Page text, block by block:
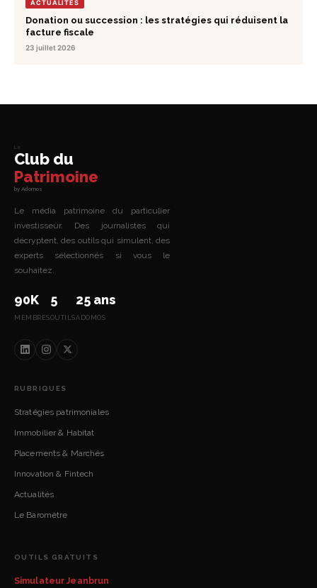
ACTUALITÉS
Donation ou succession : les stratégies qui réduisent la
facture fiscale
23 juillet 2026
Le
Club du
Patrimoine
by Adomos
Le média patrimoine du particulier
investisseur. Des journalistes qui
décryptent, des outils qui simulent, des
experts sélectionnés si vous le
souhaitez.
90K
MEMBRES
5
OUTILS
25 ans
ADOMOS
RUBRIQUES
Stratégies patrimoniales
Immobilier & Habitat
Placements & Marchés
Innovation & Fintech
Actualités
Le Baromètre
OUTILS GRATUITS
Simulateur Jeanbrun